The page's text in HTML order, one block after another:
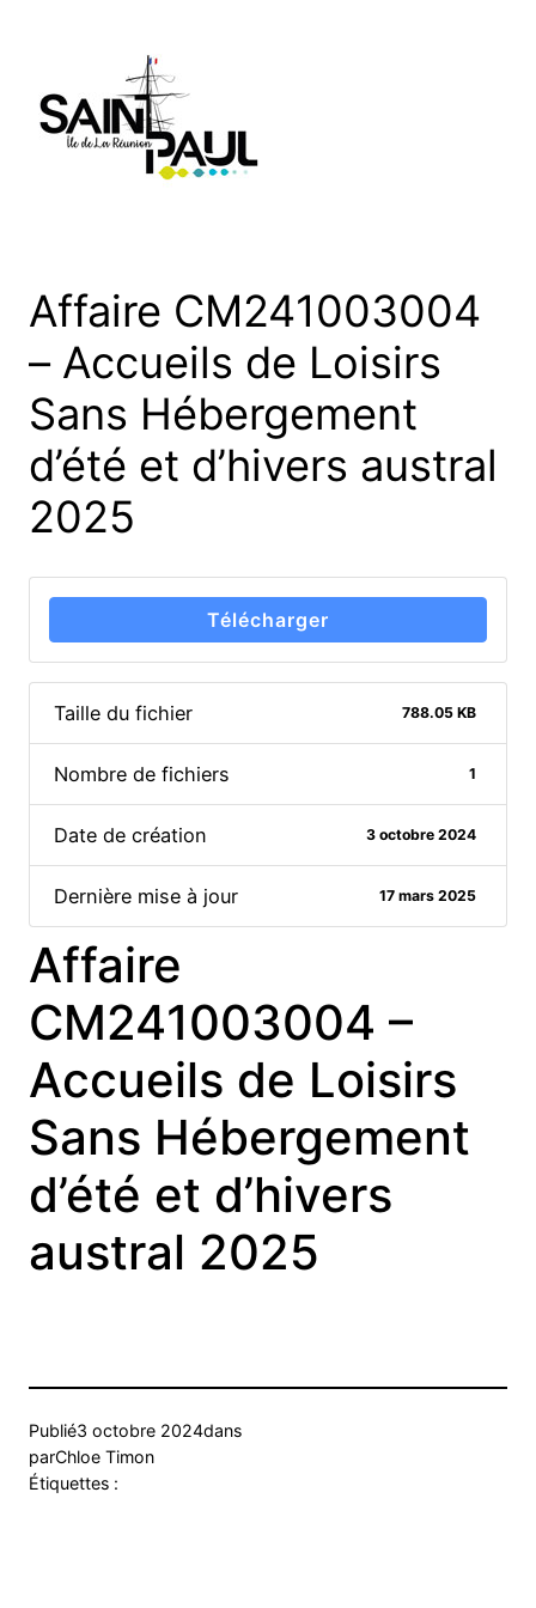
Affaire CM241003004
– Accueils de Loisirs
Sans Hébergement
d’été et d’hivers austral
2025
Télécharger
Taille du fichier 788.05 KB
Nombre de fichiers 1
Date de création 3 octobre 2024
Dernière mise à jour 17 mars 2025
Affaire
CM241003004 –
Accueils de Loisirs
Sans Hébergement
d’été et d’hivers
austral 2025
Publié3 octobre 2024dans
parChloe Timon
Étiquettes :